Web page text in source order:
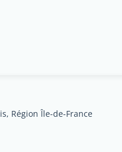
Région Île-de-France